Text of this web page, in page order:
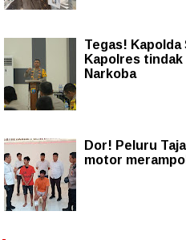
Tegas!
Kapolres
Narkoba
Dor! Peluru
motor